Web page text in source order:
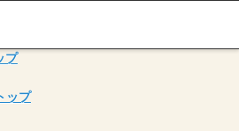
プ
ップ